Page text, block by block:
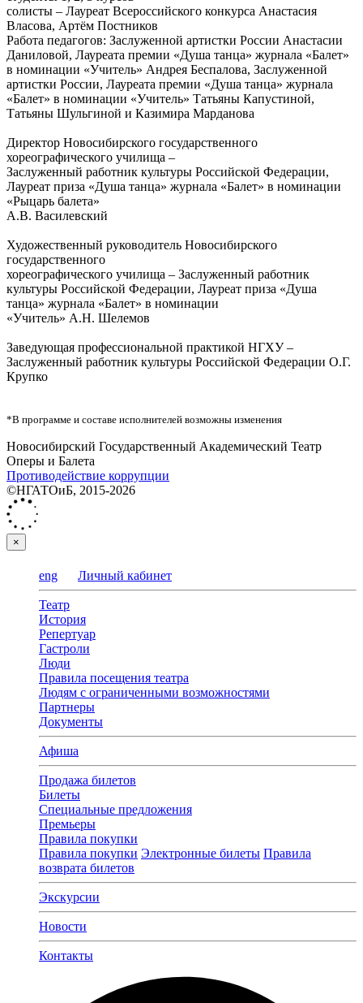
солисты – Лауреат Всероссийского конкурса Анастасия
Власова, Артём Постников
Работа педагогов: Заслуженной артистки России Анастасии
Даниловой, Лауреата премии «Душа танца» журнала «Балет»
в номинации «Учитель» Андрея Беспалова, Заслуженной
артистки России, Лауреата премии «Душа танца» журнала
«Балет» в номинации «Учитель» Татьяны Капустиной,
Татьяны Шульгиной и Казимира Марданова
Директор Новосибирского государственного
хореографического училища –
Заслуженный работник культуры Российской Федерации,
Лауреат приза «Душа танца» журнала «Балет» в номинации
«Рыцарь балета»
А.В. Василевский
Художественный руководитель Новосибирского
государственного
хореографического училища – Заслуженный работник
культуры Российской Федерации, Лауреат приза «Душа
танца» журнала «Балет» в номинации
«Учитель» А.Н. Шелемов
Заведующая профессиональной практикой НГХУ –
Заслуженный работник культуры Российской Федерации О.Г.
Крупко
*В программе и составе исполнителей возможны изменения
Новосибирский Государственный Академический Театр
Оперы и Балета
Противодействие коррупции
©НГАТОиБ, 2015-2026
×
eng Личный кабинет
Театр
История
Репертуар
Гастроли
Люди
Правила посещения театра
Людям с ограниченными возможностями
Партнеры
Документы
Афиша
Продажа билетов
Билеты
Специальные предложения
Премьеры
Правила покупки
Правила покупки Электронные билеты Правила
возврата билетов
Экскурсии
Новости
Контакты